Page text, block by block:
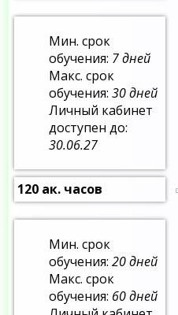
Мин. срок
обучения: 7 дней
Макс. срок
обучения:30 дней
Личный кабинет
доступен до:
30.06.27
120 ак. часов
Мин. срок
обучения:20 дней
Макс. срок
обучения: 60 дней